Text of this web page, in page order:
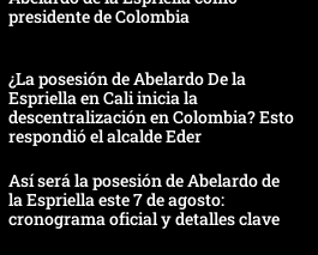
presidente de Colombia
¿La posesión de Abelardo De la
Espriella en Cali inicia la
descentralización en Colombia? Esto
respondió el alcalde Eder
Así será la posesión de Abelardo de
la Espriella este 7 de agosto:
cronograma oficial y detalles clave